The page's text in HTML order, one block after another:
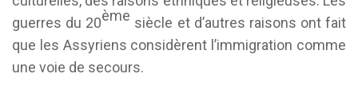
guerres du 20ème siècle et d’autres raisons ont fait
que les Assyriens considèrent l’immigration comme
une voie de secours.